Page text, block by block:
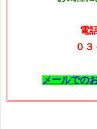
電
０
メールでの